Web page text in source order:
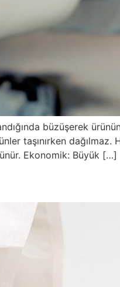
büzüşerek ürünün
taşınırken dağılmaz.
Ekonomik: Büyük […]